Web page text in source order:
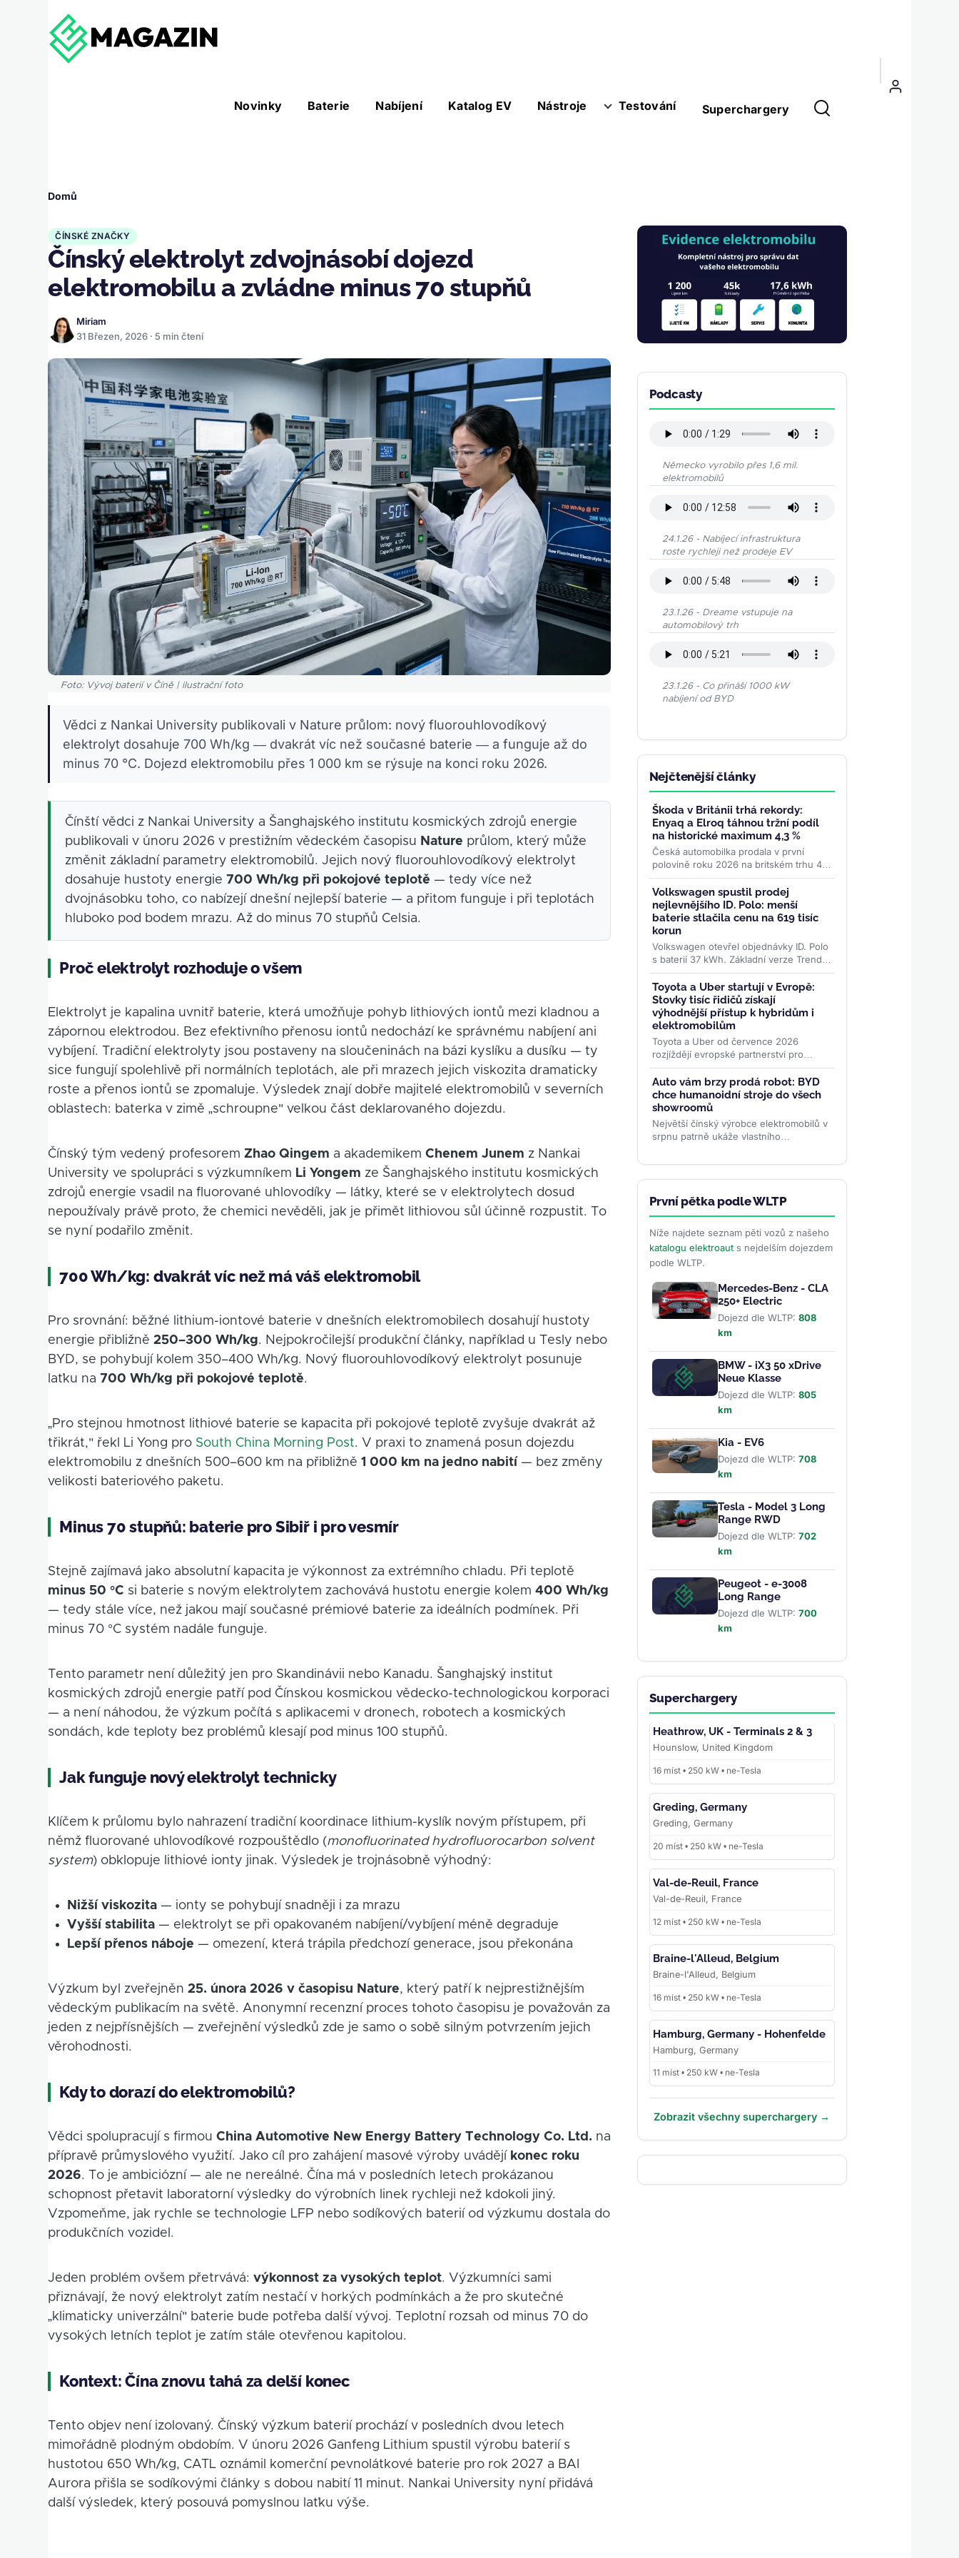
Hlavní
Novinky Baterie Nabíjení Katalog EV Nástroje
Nástroje sub-navigation Testování Superchargery
Menu
uživatelského
Drobečková
navigace
Domů
ČÍNSKÉ ZNAČKY
Čínský elektrolyt zdvojnásobí dojezd
elektromobilu a zvládne minus 70 stupňů
Miriam
31 Březen, 2026 · 5 min čtení
Foto: Vývoj baterií v Číně | ilustrační foto
Vědci z Nankai University publikovali v Nature průlom: nový fluorouhlovodíkový
elektrolyt dosahuje 700 Wh/kg — dvakrát víc než současné baterie — a funguje až do
minus 70 °C. Dojezd elektromobilu přes 1 000 km se rýsuje na konci roku 2026.
Čínští vědci z Nankai University a Šanghajského institutu kosmických zdrojů energie
publikovali v únoru 2026 v prestižním vědeckém časopisu Nature průlom, který může
změnit základní parametry elektromobilů. Jejich nový fluorouhlovodíkový elektrolyt
dosahuje hustoty energie 700 Wh/kg při pokojové teplotě — tedy více než
dvojnásobku toho, co nabízejí dnešní nejlepší baterie — a přitom funguje i při teplotách
hluboko pod bodem mrazu. Až do minus 70 stupňů Celsia.
Proč elektrolyt rozhoduje o všem
Elektrolyt je kapalina uvnitř baterie, která umožňuje pohyb lithiových iontů mezi kladnou a
zápornou elektrodou. Bez efektivního přenosu iontů nedochází ke správnému nabíjení ani
vybíjení. Tradiční elektrolyty jsou postaveny na sloučeninách na bázi kyslíku a dusíku — ty
sice fungují spolehlivě při normálních teplotách, ale při mrazech jejich viskozita dramaticky
roste a přenos iontů se zpomaluje. Výsledek znají dobře majitelé elektromobilů v severních
oblastech: baterka v zimě „schroupne" velkou část deklarovaného dojezdu.
Čínský tým vedený profesoremZhao Qingem a akademikemChenem Junem z Nankai
University ve spolupráci s výzkumníkem Li Yongem ze Šanghajského institutu kosmických
zdrojů energie vsadil na fluorované uhlovodíky — látky, které se v elektrolytech dosud
nepoužívaly právě proto, že chemici nevěděli, jak je přimět lithiovou sůl účinně rozpustit. To
se nyní podařilo změnit.
700 Wh/kg: dvakrát víc než má váš elektromobil
Pro srovnání: běžné lithium-iontové baterie v dnešních elektromobilech dosahují hustoty
energie přibližně250–300 Wh/kg. Nejpokročilejší produkční články, například u Tesly nebo
BYD, se pohybují kolem 350–400 Wh/kg. Nový fluorouhlovodíkový elektrolyt posunuje
laťku na 700 Wh/kg při pokojové teplotě.
„Pro stejnou hmotnost lithiové baterie se kapacita při pokojové teplotě zvyšuje dvakrát až
třikrát," řekl Li Yong pro South China Morning Post. V praxi to znamená posun dojezdu
elektromobilu z dnešních 500–600 km na přibližně1 000 km na jedno nabití — bez změny
velikosti bateriového paketu.
Minus 70 stupňů: baterie pro Sibiř i pro vesmír
Stejně zajímavá jako absolutní kapacita je výkonnost za extrémního chladu. Při teplotě
minus 50 °C si baterie s novým elektrolytem zachovává hustotu energie kolem400 Wh/kg
— tedy stále více, než jakou mají současné prémiové baterie za ideálních podmínek. Při
minus 70 °C systém nadále funguje.
Tento parametr není důležitý jen pro Skandinávii nebo Kanadu. Šanghajský institut
kosmických zdrojů energie patří pod Čínskou kosmickou vědecko-technologickou korporaci
— a není náhodou, že výzkum počítá s aplikacemi v dronech, robotech a kosmických
sondách, kde teploty bez problémů klesají pod minus 100 stupňů.
Jak funguje nový elektrolyt technicky
Klíčem k průlomu bylo nahrazení tradiční koordinace lithium-kyslík novým přístupem, při
němž fluorované uhlovodíkové rozpouštědlo (monofluorinated hydrofluorocarbon solvent
system) obklopuje lithiové ionty jinak. Výsledek je trojnásobně výhodný:
Nižší viskozita — ionty se pohybují snadněji i za mrazu
Vyšší stabilita — elektrolyt se při opakovaném nabíjení/vybíjení méně degraduje
Lepší přenos náboje — omezení, která trápila předchozí generace, jsou překonána
Výzkum byl zveřejněn25. února 2026 v časopisu Nature, který patří k nejprestižnějším
vědeckým publikacím na světě. Anonymní recenzní proces tohoto časopisu je považován za
jeden z nejpřísnějších — zveřejnění výsledků zde je samo o sobě silným potvrzením jejich
věrohodnosti.
Kdy to dorazí do elektromobilů?
Vědci spolupracují s firmouChina Automotive New Energy Battery Technology Co. Ltd. na
přípravě průmyslového využití. Jako cíl pro zahájení masové výroby uvádějí konec roku
2026. To je ambiciózní — ale ne nereálné. Čína má v posledních letech prokázanou
schopnost přetavit laboratorní výsledky do výrobních linek rychleji než kdokoli jiný.
Vzpomeňme, jak rychle se technologie LFP nebo sodíkových baterií od výzkumu dostala do
produkčních vozidel.
Jeden problém ovšem přetrvává:výkonnost za vysokých teplot. Výzkumníci sami
přiznávají, že nový elektrolyt zatím nestačí v horkých podmínkách a že pro skutečné
„klimaticky univerzální" baterie bude potřeba další vývoj. Teplotní rozsah od minus 70 do
vysokých letních teplot je zatím stále otevřenou kapitolou.
Kontext: Čína znovu tahá za delší konec
Tento objev není izolovaný. Čínský výzkum baterií prochází v posledních dvou letech
mimořádně plodným obdobím. V únoru 2026 Ganfeng Lithium spustil výrobu baterií s
hustotou 650 Wh/kg, CATL oznámil komerční pevnolátkové baterie pro rok 2027 a BAI
Aurora přišla se sodíkovými články s dobou nabití 11 minut. Nankai University nyní přidává
další výsledek, který posouvá pomyslnou laťku výše.
Obrázek
Podcasty
Německo vyrobilo přes 1,6 mil.
elektromobilů
24.1.26 - Nabíjecí infrastruktura
roste rychleji než prodeje EV
23.1.26 - Dreame vstupuje na
automobilový trh
23.1.26 - Co přináší 1000 kW
nabíjení od BYD
Nejčtenější články
Škoda v Británii trhá rekordy:
Enyaq a Elroq táhnou tržní podíl
na historické maximum 4,3 %
Česká automobilka prodala v první
polovině roku 2026 na britském trhu 46
508 vozů — nejvíc v historii. Elektrická
dvojka Enyaq a Elroq... >>
Volkswagen spustil prodej
nejlevnějšího ID. Polo: menší
baterie stlačila cenu na 619 tisíc
korun
Volkswagen otevřel objednávky ID. Polo
s baterií 37 kWh. Základní verze Trend
startuje v Německu na 24 995 eurech, v
Česku na 619 000 Kč....>>
Toyota a Uber startují v Evropě:
Stovky tisíc řidičů získají
výhodnější přístup k hybridům i
elektromobilům
Toyota a Uber od července 2026
rozjíždějí evropské partnerství pro
stovky tisíc řidičů. Nabídka zahrnuje
hybridy, elektromobily i ojetiny... >>
Auto vám brzy prodá robot: BYD
chce humanoidní stroje do všech
showroomů
Největší čínský výrobce elektromobilů v
srpnu patrně ukáže vlastního
předvádět vozy, oživovat...>>
První pětka podle WLTP
Níže najdete seznam pěti vozů z našeho
katalogu elektroauts nejdelším dojezdem
podle WLTP.
Mercedes-Benz - CLA
250+ Electric
Dojezd dle WLTP: 808
km
BMW - iX3 50 xDrive
Neue Klasse
Dojezd dle WLTP: 805
km
Kia - EV6
Dojezd dle WLTP: 708
km
Tesla - Model 3 Long
Range RWD
Dojezd dle WLTP: 702
km
Peugeot - e-3008
Long Range
Dojezd dle WLTP: 700
km
Superchargery
Heathrow, UK - Terminals 2 & 3
Hounslow, United Kingdom
16 míst • 250 kW • ne-Tesla
Greding, Germany
Greding, Germany
20 míst • 250 kW • ne-Tesla
Val-de-Reuil, France
Val-de-Reuil, France
12 míst • 250 kW • ne-Tesla
Braine-l'Alleud, Belgium
Braine-l'Alleud, Belgium
16 míst • 250 kW • ne-Tesla
Hamburg, Germany - Hohenfelde
Hamburg, Germany
11 míst • 250 kW • ne-Tesla
Zobrazit všechny superchargery →